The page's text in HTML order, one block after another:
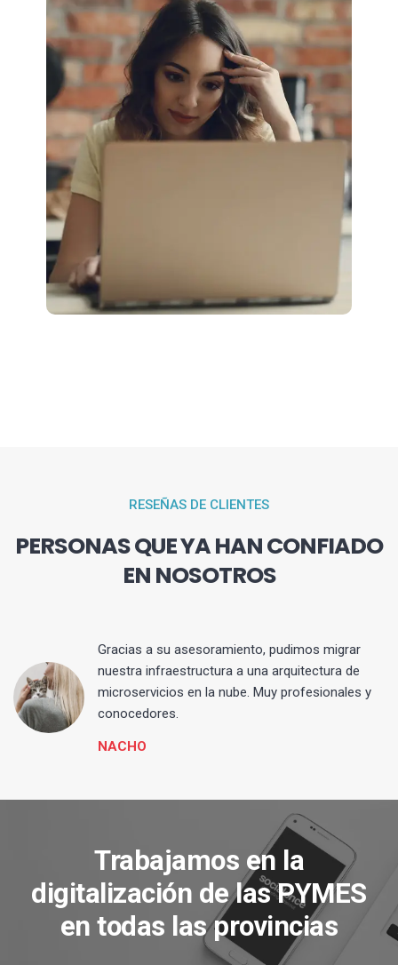
RESEÑAS DE CLIENTES
PERSONAS QUE YA HAN CONFIADO
EN NOSOTROS
Gracias a su asesoramiento, pudimos migrar
nuestra infraestructura a una arquitectura de
microservicios en la nube. Muy profesionales y
conocedores.
NACHO
Trabajamos en la
digitalización de las PYMES
en todas las provincias